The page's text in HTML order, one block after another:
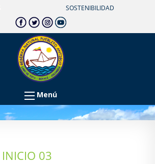
SOSTENIBILIDAD
Menú
03